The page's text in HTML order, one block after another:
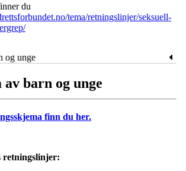
du
tema/retningslinjer/seksuell-
og unge
barn og unge
finn du her.
retningslinjer: